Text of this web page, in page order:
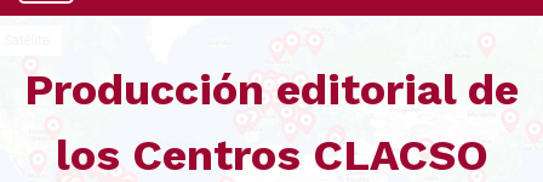
Producción editorial de
los Centros CLACSO